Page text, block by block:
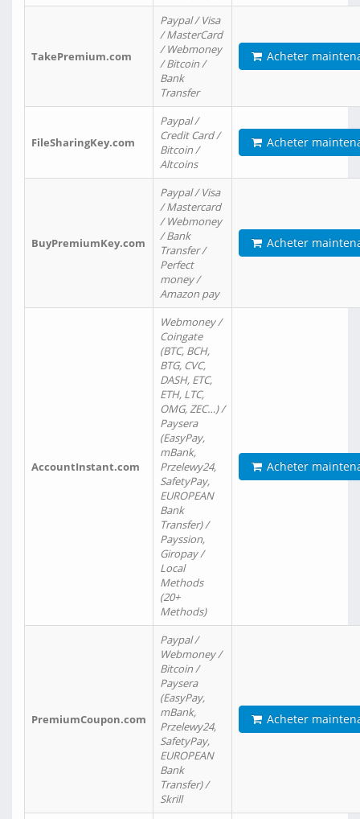
TakePremium.com
Paypal / Visa
/ MasterCard
/ Webmoney
/ Bitcoin /
Bank
Transfer
Acheter
FileSharingKey.com
Paypal /
Credit Card /
Bitcoin /
Altcoins
Acheter
BuyPremiumKey.com
Paypal / Visa
/ Mastercard
/ Webmoney
/ Bank
Transfer /
Perfect
money /
Amazon pay
Acheter
AccountInstant.com
Webmoney /
Coingate
(BTC, BCH,
BTG, CVC,
DASH, ETC,
ETH, LTC,
OMG, ZEC…) /
Paysera
(EasyPay,
mBank,
Przelewy24,
SafetyPay,
EUROPEAN
Bank
Transfer) /
Payssion,
Giropay /
Local
Methods
(20+
Methods)
Acheter
PremiumCoupon.com
Paypal /
Webmoney /
Bitcoin /
Paysera
(EasyPay,
mBank,
Przelewy24,
SafetyPay,
EUROPEAN
Bank
Transfer) /
Skrill
Acheter